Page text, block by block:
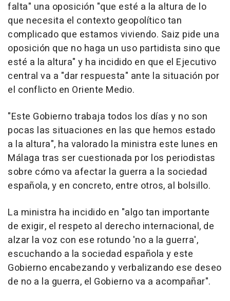
falta" una oposición "que esté a la altura de lo
que necesita el contexto geopolítico tan
complicado que estamos viviendo. Saiz pide una
oposición que no haga un uso partidista sino que
esté a la altura" y ha incidido en que el Ejecutivo
central va a "dar respuesta" ante la situación por
el conflicto en Oriente Medio.
"Este Gobierno trabaja todos los días y no son
pocas las situaciones en las que hemos estado
a la altura", ha valorado la ministra este lunes en
Málaga tras ser cuestionada por los periodistas
sobre cómo va afectar la guerra a la sociedad
española, y en concreto, entre otros, al bolsillo.
La ministra ha incidido en "algo tan importante
de exigir, el respeto al derecho internacional, de
alzar la voz con ese rotundo 'no a la guerra',
escuchando a la sociedad española y este
Gobierno encabezando y verbalizando ese deseo
de no a la guerra, el Gobierno va a acompañar".